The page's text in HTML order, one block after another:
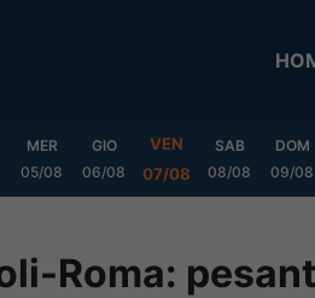
MER
05/08
GIO
06/08
VEN
07/08
SAB
08/08
DOM
09/08
Roma: